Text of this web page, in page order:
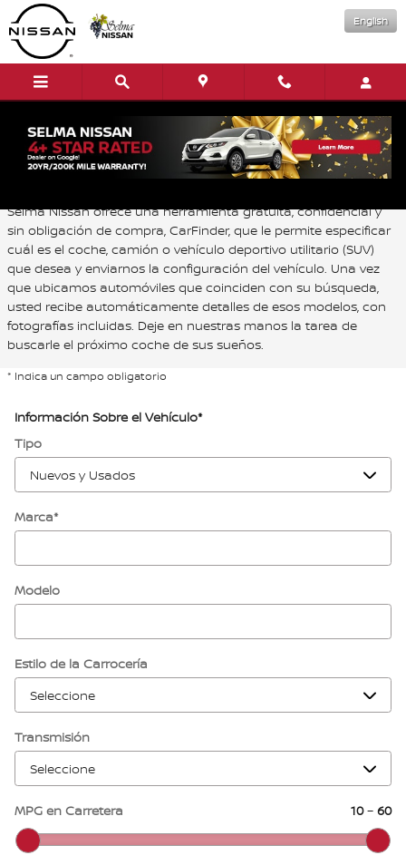
Saltar al contenido principal
English
CarFinder
Selma Nissan ofrece una herramienta gratuita, confidencial y
sin obligación de compra, CarFinder, que le permite especificar
cuál es el coche, camión o vehículo deportivo utilitario (SUV)
que desea y enviarnos la configuración del vehículo. Una vez
que ubicamos automóviles que coinciden con su búsqueda,
usted recibe automáticamente detalles de esos modelos, con
fotografías incluidas. Deje en nuestras manos la tarea de
buscarle el próximo coche de sus sueños.
* Indica un campo obligatorio
Información Sobre el Vehículo*
Tipo
Marca*
Modelo
Estilo de la Carrocería
Transmisión
MPG en Carretera 10– 60